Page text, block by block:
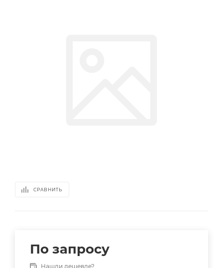
СРАВНИТЬ
По запросу
Нашли дешевле?